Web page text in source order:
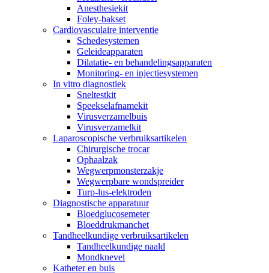
Anesthesiekit
Foley-bakset
Cardiovasculaire interventie
Schedesystemen
Geleideapparaten
Dilatatie- en behandelingsapparaten
Monitoring- en injectiesystemen
In vitro diagnostiek
Sneltestkit
Speekselafnamekit
Virusverzamelbuis
Virusverzamelkit
Laparoscopische verbruiksartikelen
Chirurgische trocar
Ophaalzak
Wegwerpmonsterzakje
Wegwerpbare wondspreider
Turp-lus-elektroden
Diagnostische apparatuur
Bloedglucosemeter
Bloeddrukmanchet
Tandheelkundige verbruiksartikelen
Tandheelkundige naald
Mondknevel
Katheter en buis